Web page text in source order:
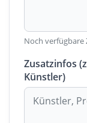
Noch verfügbare
Zusatzinfos
Künstler)